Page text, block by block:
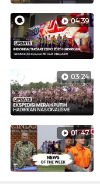
04:39
03:24
01:47